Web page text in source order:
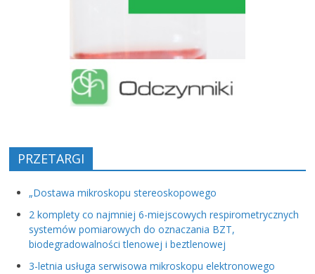
PRZETARGI
„Dostawa mikroskopu stereoskopowego
2 komplety co najmniej 6-miejscowych respirometrycznych
systemów pomiarowych do oznaczania BZT,
biodegradowalności tlenowej i beztlenowej
3-letnia usługa serwisowa mikroskopu elektronowego